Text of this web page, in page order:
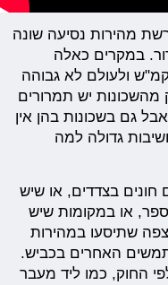
מהירות נסיעה שונה
במקרים כאלה
מהירות הנסיעה תהיה נמוכה מ-50 קמ"ש ולעולם לא גבוהה
מהשכונות יש תמרורים
גם בשכונות בהן אין
גדולה למה
בצדדים, או שיש
או במקומות שיש
שתיסעו במהירות
האחרים בכביש.
החוק, כמו ליד מעבר